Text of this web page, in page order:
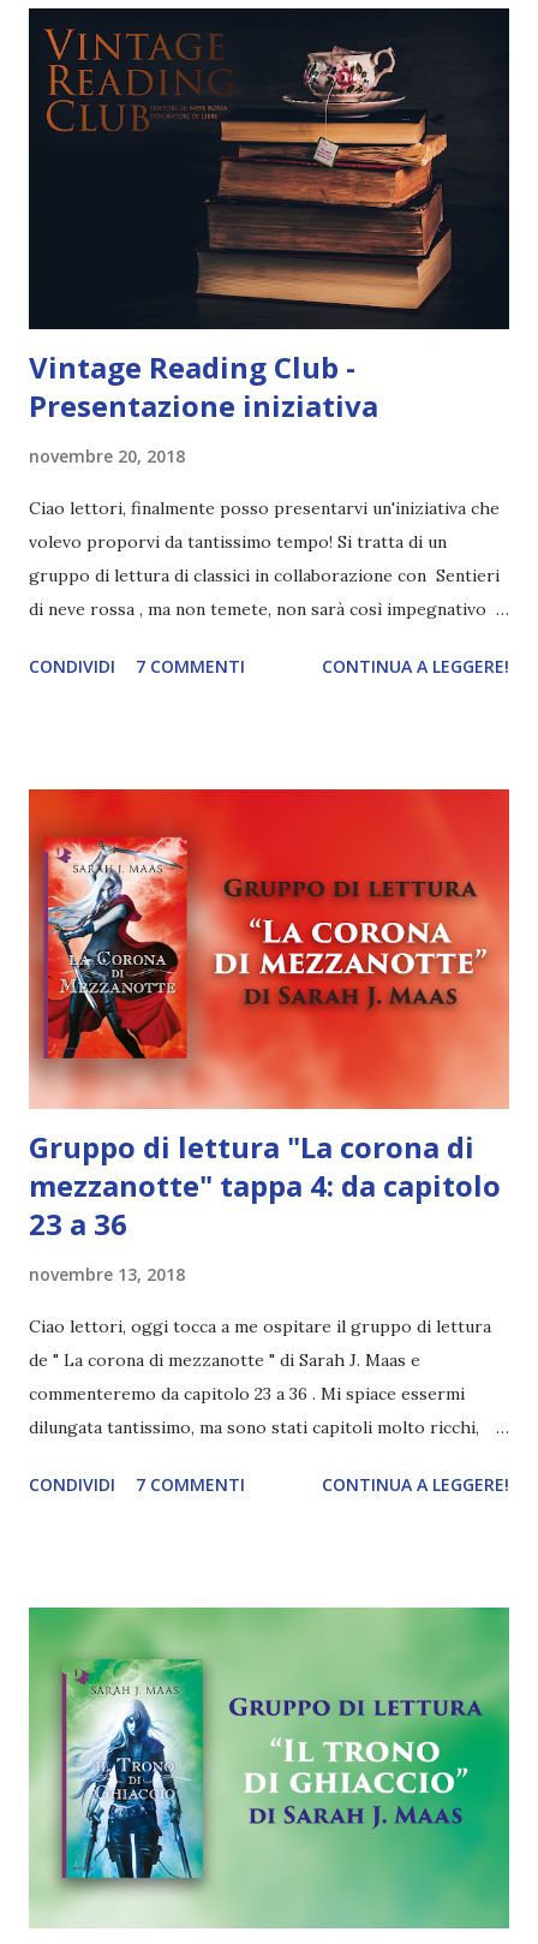
già passate almeno due settimane dalla lettura (non sono
riuscita proprio a seguire le tappe) e quindi le mie
emozioni si sono un pochino placante. Oltre questo c'è da
tenere in considerazione il fatto che ho affrontato in
maniera diversa questa rilettura, con una sorta di
rassegnazione (adesso vi spiego). Parliamo di Chaol e
Celaena perché, ok che questa serie non è basata solo sul
Vintage Reading Club -
Presentazione iniziativa
novembre 20, 2018
Ciao lettori, finalmente posso presentarvi un'iniziativa che
volevo proporvi da tantissimo tempo! Si tratta di un
gruppo di lettura di classici in collaborazione con Sentieri
di neve rossa , ma non temete, non sarà così impegnativo
tantissimi classici , spesso però do la precedenza a romanzi
CONDIVIDI 7 COMMENTI CONTINUA A LEGGERE!
Gruppo di lettura "La corona di
mezzanotte" tappa 4: da capitolo
23 a 36
novembre 13, 2018
Ciao lettori, oggi tocca a me ospitare il gruppo di lettura
de " La corona di mezzanotte " di Sarah J. Maas e
commenteremo da capitolo 23 a 36 . Mi spiace essermi
dilungata tantissimo, ma sono stati capitoli molto ricchi,
le altre tappe, le trovate qui: 1-5 | 6-14 | 15-22 ✨Celaena e
il tempo di gioire (a me sono sempre piaciuti tanto) e si
passa subito al pianto. Perché a me tutte quelle scene
hanno fatto malissimo, le ho trovate intensissime. Quel
bacio la annientò. Era come tornare a casa o essere nata di
nuovo o trovare improvvisamente una metà di se stessa
che mancava. Secondo voi il comportamento di Celaena nei
confronti di Chaol è coerente con il suo personaggio?
Secondo me in parte. Vero che Chaol le ha tenuto n...
CONDIVIDI 7 COMMENTI CONTINUA A LEGGERE!